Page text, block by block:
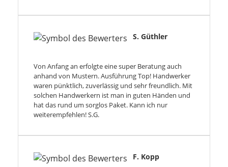
S. Güthler
Von Anfang an erfolgte eine super Beratung auch
anhand von Mustern. Ausführung Top! Handwerker
waren pünktlich, zuverlässig und sehr freundlich. Mit
solchen Handwerkern ist man in guten Händen und
hat das rund um sorglos Paket. Kann ich nur
weiterempfehlen! S.G.
F. Kopp